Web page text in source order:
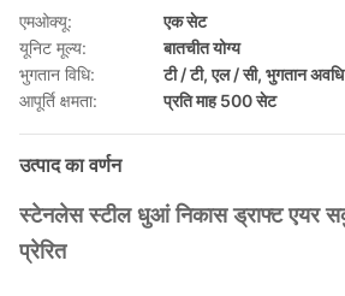
एमओक्यू:
एक सेट
यूनिट मूल्य:
बातचीत योग्य
भुगतान विधि:
टी / टी, एल / सी, भुगतान
आपूर्ति क्षमता:
प्रति माह 500 सेट
उत्पाद का वर्णन
स्टेनलेस स्टील धुआं निकास ड्राफ्ट एयर
प्रेरित